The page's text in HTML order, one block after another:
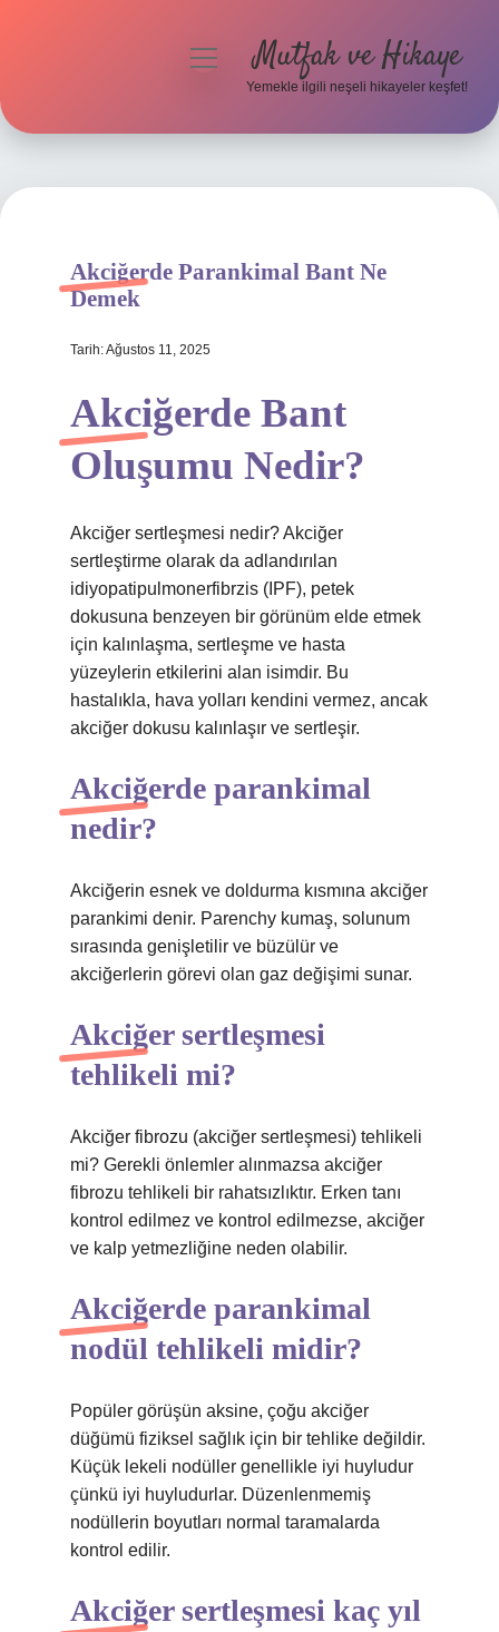
Hakkımızda
menüyüMutfak ve Hikaye
Yemekle ilgili neşeli hikayeler keşfet!
Akciğerde Parankimal Bant Ne
Demek
Tarih: Ağustos 11, 2025
Akciğerde Bant
Oluşumu Nedir?
Akciğer sertleşmesi nedir? Akciğer
sertleştirme olarak da adlandırılan
idiyopatipulmonerfibrzis (IPF), petek
dokusuna benzeyen bir görünüm elde etmek
için kalınlaşma, sertleşme ve hasta
yüzeylerin etkilerini alan isimdir. Bu
hastalıkla, hava yolları kendini vermez, ancak
akciğer dokusu kalınlaşır ve sertleşir.
Akciğerde parankimal
nedir?
Akciğerin esnek ve doldurma kısmına akciğer
parankimi denir. Parenchy kumaş, solunum
sırasında genişletilir ve büzülür ve
akciğerlerin görevi olan gaz değişimi sunar.
Akciğer sertleşmesi
tehlikeli mi?
Akciğer fibrozu (akciğer sertleşmesi) tehlikeli
mi? Gerekli önlemler alınmazsa akciğer
fibrozu tehlikeli bir rahatsızlıktır. Erken tanı
kontrol edilmez ve kontrol edilmezse, akciğer
ve kalp yetmezliğine neden olabilir.
Akciğerde parankimal
nodül tehlikeli midir?
Popüler görüşün aksine, çoğu akciğer
düğümü fiziksel sağlık için bir tehlike değildir.
Küçük lekeli nodüller genellikle iyi huyludur
çünkü iyi huyludurlar. Düzenlenmemiş
nodüllerin boyutları normal taramalarda
kontrol edilir.
Akciğer sertleşmesi kaç yıl